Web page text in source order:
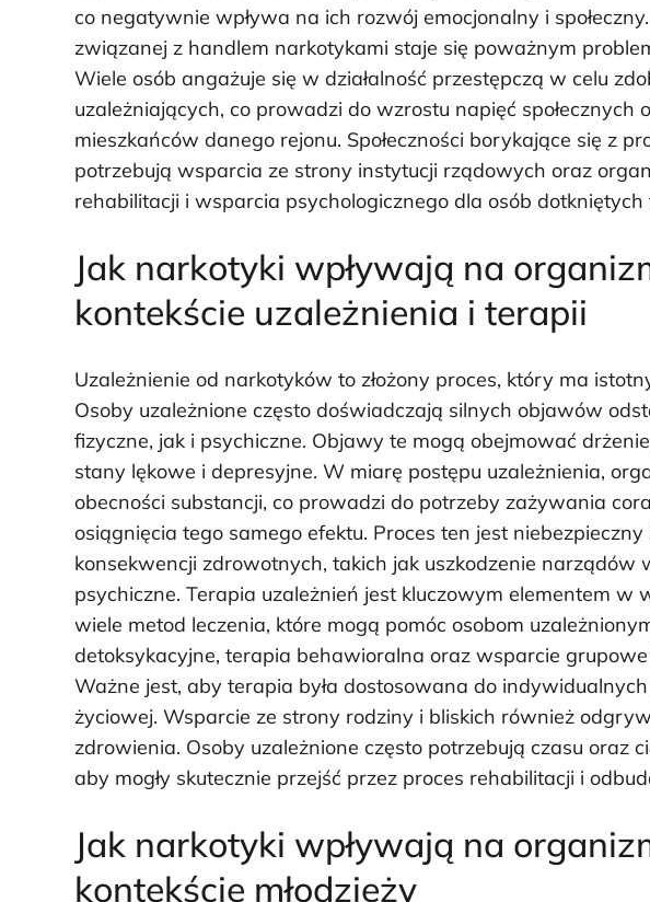
co negatywnie wpływa na ich rozwój emocjonalny i
związanej z handlem narkotykami staje się poważnym
Wiele osób angażuje się w działalność przestępczą w celu
uzależniających, co prowadzi do wzrostu napięć społecznych
mieszkańców danego rejonu. Społeczności borykające się z
potrzebują wsparcia ze strony instytucji rządowych oraz
rehabilitacji i wsparcia psychologicznego dla osób
Jak narkotyki wpływają na
kontekście uzależnienia i terapii
Uzależnienie od narkotyków to złożony proces, który ma
Osoby uzależnione często doświadczają silnych objawów
fizyczne, jak i psychiczne. Objawy te mogą obejmować
stany lękowe i depresyjne. W miarę postępu uzależnienia,
obecności substancji, co prowadzi do potrzeby zażywania
osiągnięcia tego samego efektu. Proces ten jest
konsekwencji zdrowotnych, takich jak uszkodzenie narządów
psychiczne. Terapia uzależnień jest kluczowym elementem w
wiele metod leczenia, które mogą pomóc osobom
detoksykacyjne, terapia behawioralna oraz wsparcie
Ważne jest, aby terapia była dostosowana do
życiowej. Wsparcie ze strony rodziny i bliskich również
zdrowienia. Osoby uzależnione często potrzebują czasu oraz
aby mogły skutecznie przejść przez proces rehabilitacji i
Jak narkotyki wpływają na
kontekście młodzieży